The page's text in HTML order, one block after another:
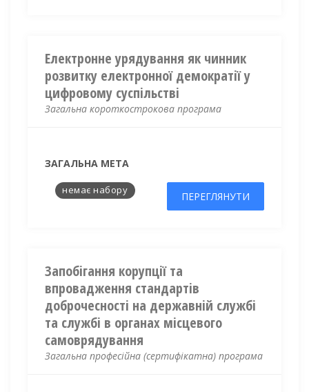
Електронне урядування як чинник
розвитку електронної демократії у
цифровому суспільстві
Загальна короткострокова програма
ЗАГАЛЬНА МЕТА
немає набору ПЕРЕГЛЯНУТИ
Запобігання корупції та
впровадження стандартів
доброчесності на державній службі
та службі в органах місцевого
самоврядування
Загальна професійна (сертифікатна) програма